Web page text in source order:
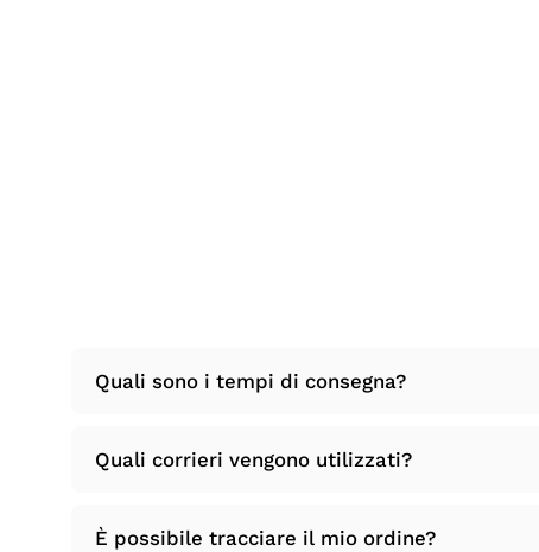
Quali sono i tempi di consegna?
Quali corrieri vengono utilizzati?
È possibile tracciare il mio ordine?